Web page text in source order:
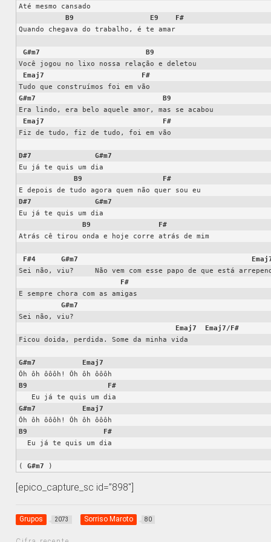
Até mesmo cansado
B9
E9
F#
Quando chegava do trabalho, é te amar
G#m7
B9
Você jogou no lixo nossa relação e deletou
Emaj7
F#
G#m7
B9
Era lindo, era belo aquele amor, mas se acabou
Emaj7
F#
Fiz de tudo, fiz de tudo, foi em vão
D#7
G#m7
Eu já te quis um dia
B9
F#
D#7
G#m7
Eu já te quis um dia
B9
F#
Atrás cê tirou onda e hoje corre atrás de mim
F#4 G#m7
Sei não, viu?     Não vem com esse papo de que está
F#
E sempre chora com as amigas
G#m7
Sei não, viu?
Emaj7
Emaj7/F#
Ficou doida, perdida. Some da minha vida
G#m7
Emaj7
B9
F#
G#m7
Emaj7
B9
F#
( G#m7 )
[epico_capture_sc id=”898″]
Grupos 2073 Sorriso Maroto 80